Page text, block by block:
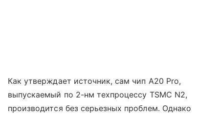
Как утверждает источник, сам чип A20 Pro,
выпускаемый по 2-нм техпроцессу TSMC N2,
производится без серьезных проблем. Однако